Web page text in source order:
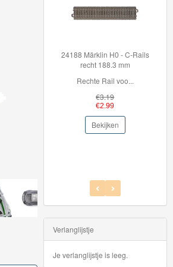
24188 Märklin H0 - C-Rails
36099 Brio Set
Breid je BRIO
Verlanglijstje
Je verlanglijstje is leeg.